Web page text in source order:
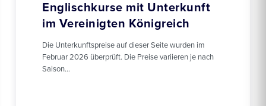
Englischkurse mit Unterkunft
im Vereinigten Königreich
Die Unterkunftspreise auf dieser Seite wurden im
Februar 2026 überprüft. Die Preise variieren je nach
Saison…